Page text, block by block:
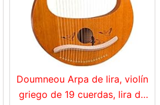
Doumneou Arpa de lira, violín
griego de 19 cuerdas, lira de